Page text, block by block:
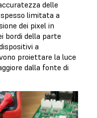
delle
limitata a
dei pixel in
bordi della parte
a
proiettare la luce
dalla fonte di